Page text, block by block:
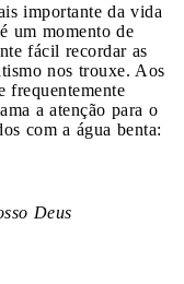
importante da vida
um momento de
fácil recordar as
nos trouxe. Aos
frequentemente
a atenção para o
com a água benta:
Deus